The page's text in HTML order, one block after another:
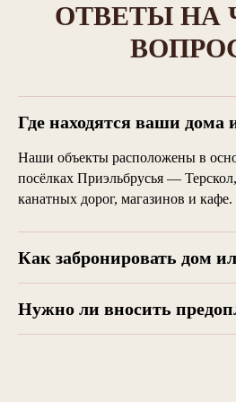
ОТВЕТЫ НА
Где находятся ваши дома
Наши объекты расположены в
посёлках Приэльбрусья —
канатных дорог, магазинов и кафе.
Как забронировать дом
Нужно ли вносить